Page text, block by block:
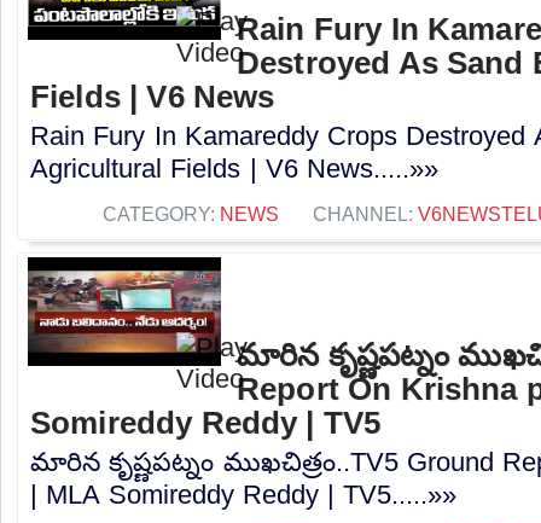
Rain Fury In
Destroyed As
Fields | V6 News
Rain Fury In Kamareddy Crops Destroyed
Agricultural Fields | V6 News.....»»
CATEGORY: NEWS CHANNEL:
మారిన కృష్ణపట్నం
Report On Krishna
Somireddy Reddy | TV5
మారిన కృష్ణపట్నం ముఖచిత్రం..TV5 Ground
| MLA Somireddy Reddy | TV5.....»»